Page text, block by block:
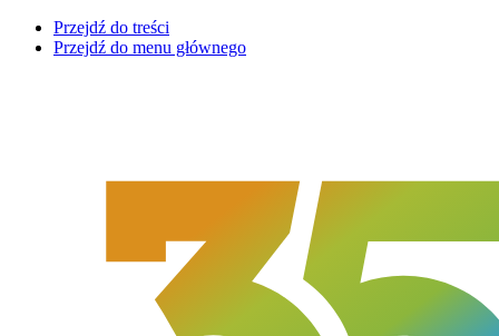
Przejdź do treści
Przejdź do menu głównego